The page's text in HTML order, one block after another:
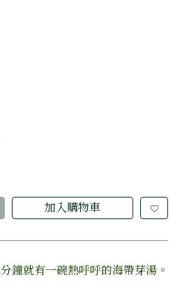
加入購物車
鐘就有一碗熱呼呼的海帶芽湯。